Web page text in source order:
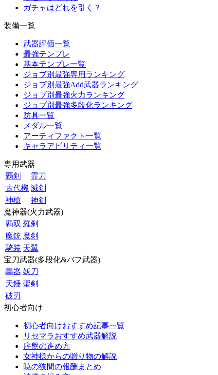
ガチャはどれを引く？
装備一覧
武器評価一覧
最強テンプレ
基本テンプレ一覧
ジョブ別最強専用ランキング
ジョブ別最強Add武器ランキング
ジョブ別最強火力ランキング
ジョブ別最強多段化ランキング
防具一覧
メダル一覧
アーティファクト一覧
キャラアビリティ一覧
専用武器
覇剣
霊刀
古代機 滅剣
神槍
神剣
魔神器(火力武器)
覇双 羅刹
魔銃 魔剣
騎装 天翼
宝刀武器(多段化&バフ武器)
轟器 妖刀
天錘 聖剣
破刃
初心者向け
初心者向けおすすめ記事一覧
リセマラおすすめ武器解説
序盤の進め方
女神様からの贈り物の解説
暁の狭間の報酬まとめ